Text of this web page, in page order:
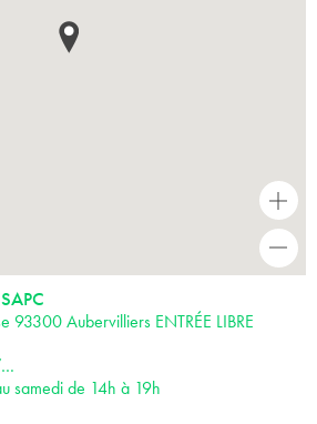
+
93300 Aubervilliers ENTRÉE LIBRE
samedi de 14h à 19h